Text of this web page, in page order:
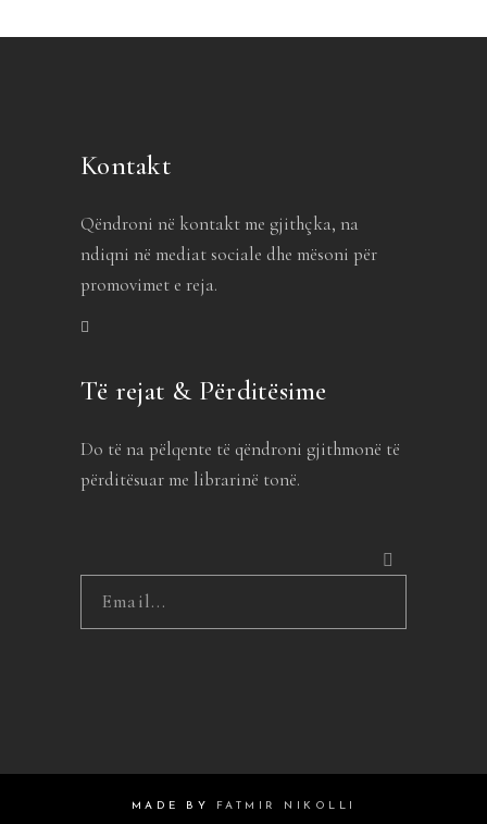
Kontakt
Qëndroni në kontakt me gjithçka, na
ndiqni në mediat sociale dhe mësoni për
promovimet e reja.
Të rejat & Përditësime
Do të na pëlqente të qëndroni gjithmonë të
përditësuar me librarinë tonë.
MADE BY FATMIR NIKOLLI